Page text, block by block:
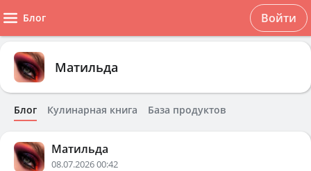
Блог Войти
Матильда
Блог Кулинарная книга База продуктов
Матильда
08.07.2026 00:42